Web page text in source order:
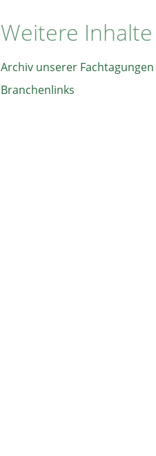
Weitere Inhalte
Archiv unserer Fachtagungen
Branchenlinks